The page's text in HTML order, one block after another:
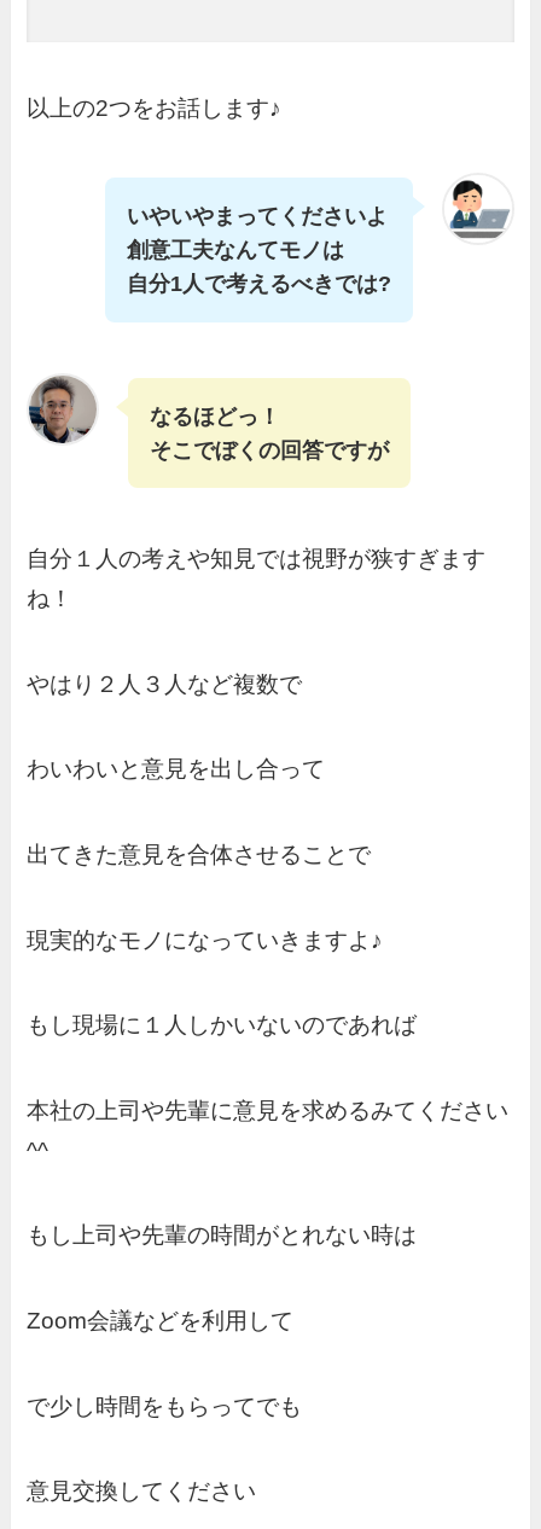
以上の2つをお話します♪
いやいやまってくださいよ
創意工夫なんてモノは
自分1人で考えるべきでは?
なるほどっ！
そこでぼくの回答ですが
自分１人の考えや知見では視野が狭すぎます
ね！
やはり２人３人など複数で
わいわいと意見を出し合って
出てきた意見を合体させることで
現実的なモノになっていきますよ♪
もし現場に１人しかいないのであれば
本社の上司や先輩に意見を求めるみてください
^^
もし上司や先輩の時間がとれない時は
Zoom会議などを利用して
で少し時間をもらってでも
意見交換してください